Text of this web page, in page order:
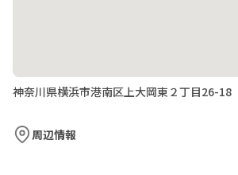
神奈川県横浜市港南区上大岡東２丁目26-18
周辺情報